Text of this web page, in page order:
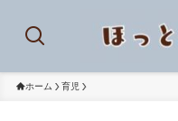
ホーム 育児